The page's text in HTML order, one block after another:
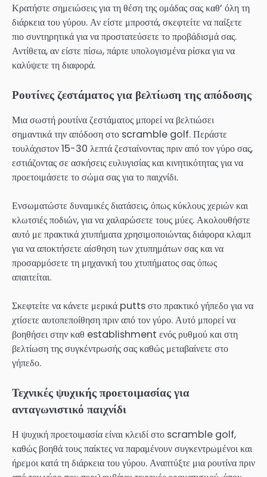
Κρατήστε σημειώσεις για τη θέση της ομάδας σας καθ’ όλη τη
διάρκεια του γύρου. Αν είστε μπροστά, σκεφτείτε να παίξετε
πιο συντηρητικά για να προστατεύσετε το προβάδισμά σας.
Αντίθετα, αν είστε πίσω, πάρτε υπολογισμένα ρίσκα για να
καλύψετε τη διαφορά.
Ρουτίνες ζεστάματος για βελτίωση της απόδοσης
Μια σωστή ρουτίνα ζεστάματος μπορεί να βελτιώσει
σημαντικά την απόδοση στο scramble golf. Περάστε
τουλάχιστον 15-30 λεπτά ζεσταίνοντας πριν από τον γύρο σας,
εστιάζοντας σε ασκήσεις ευλυγισίας και κινητικότητας για να
προετοιμάσετε το σώμα σας για το παιχνίδι.
Ενσωματώστε δυναμικές διατάσεις, όπως κύκλους χεριών και
κλωτσιές ποδιών, για να χαλαρώσετε τους μύες. Ακολουθήστε
αυτό με πρακτικά χτυπήματα χρησιμοποιώντας διάφορα κλαμπ
για να αποκτήσετε αίσθηση των χτυπημάτων σας και να
προσαρμόσετε τη μηχανική του χτυπήματος σας όπως
απαιτείται.
Σκεφτείτε να κάνετε μερικά putts στο πρακτικό γήπεδο για να
χτίσετε αυτοπεποίθηση πριν από τον γύρο. Αυτό μπορεί να
βοηθήσει στην καθ establishment ενός ρυθμού και στη
βελτίωση της συγκέντρωσής σας καθώς μεταβαίνετε στο
γήπεδο.
Τεχνικές ψυχικής προετοιμασίας για
ανταγωνιστικό παιχνίδι
Η ψυχική προετοιμασία είναι κλειδί στο scramble golf,
καθώς βοηθά τους παίκτες να παραμένουν συγκεντρωμένοι και
ήρεμοι κατά τη διάρκεια του γύρου. Αναπτύξτε μια ρουτίνα πριν